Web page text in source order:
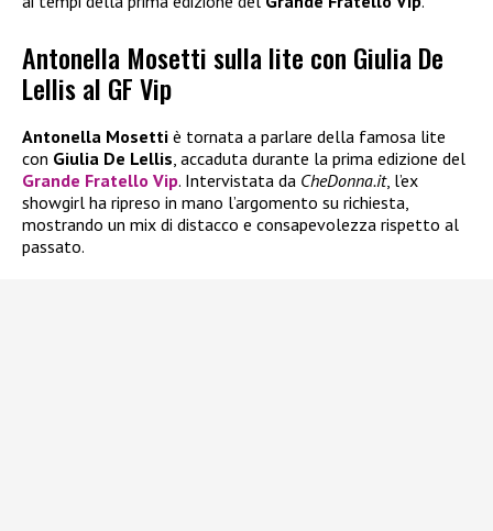
Antonella Mosetti sulla lite con Giulia De
Lellis al GF Vip
Antonella Mosetti è tornata a parlare della famosa lite
con Giulia De Lellis , accaduta durante la prima edizione del
Grande Fratello Vip. Intervistata da CheDonna.it, l’ex
showgirl ha ripreso in mano l’argomento su richiesta,
mostrando un mix di distacco e consapevolezza rispetto al
passato.